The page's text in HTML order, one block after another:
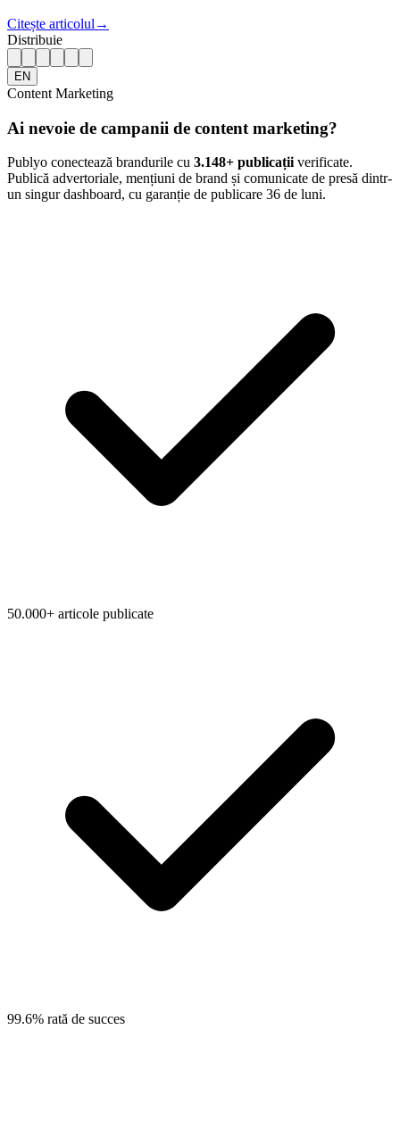
Citește articolul →
Distribuie
EN
Content Marketing
Ai nevoie de campanii de content marketing?
Publyo conectează brandurile cu 3.148+ publicațiiverificate.
Publică advertoriale, mențiuni de brand și comunicate de presă dintr-
un singur dashboard, cu garanție de publicare 36 de luni.
50.000+ articole publicate
99.6% rată de succes